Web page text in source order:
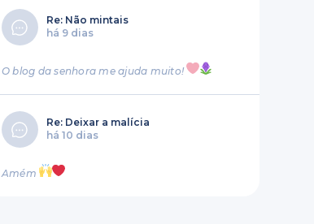
Re: Não mintais
há 9 dias
O blog da senhora me ajuda muito!
Re: Deixar a malícia
há 10 dias
Amém